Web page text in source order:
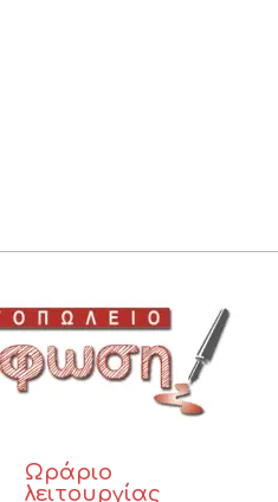
Ωράριο
λειτουργίας